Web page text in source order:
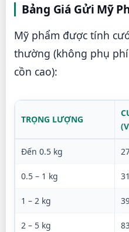
Bảng Giá Gửi Mỹ
Mỹ phẩm được tính
thường (không phụ
cồn cao):
TRỌNG LƯỢNG
Đến 0.5 kg
0.5 – 1 kg
1 – 2 kg
2 – 5 kg